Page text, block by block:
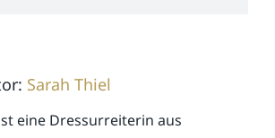
Sarah Thiel
eine Dressurreiterin aus